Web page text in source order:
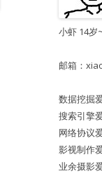
小虾 14岁
邮箱：
数据挖掘
搜索引擎
网络协议
影视制作
业余摄影